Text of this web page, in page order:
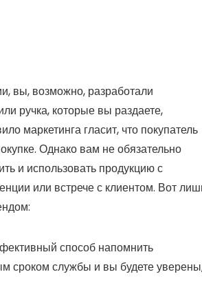
вы, возможно, разработали
ручка, которые вы раздаете,
маркетинга гласит, что покупатель
Однако вам не обязательно
и использовать продукцию с
или встрече с клиентом. Вот
способ напомнить
сроком службы и вы будете